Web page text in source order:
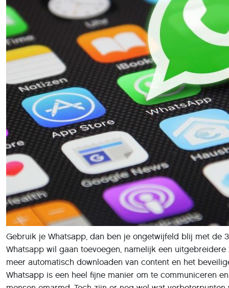
Gebruik je Whatsapp, dan ben je ongetwijfeld blij met de
Whatsapp wil gaan toevoegen, namelijk een
meer automatisch downloaden van content en het
Whatsapp is een heel fijne manier om te communiceren